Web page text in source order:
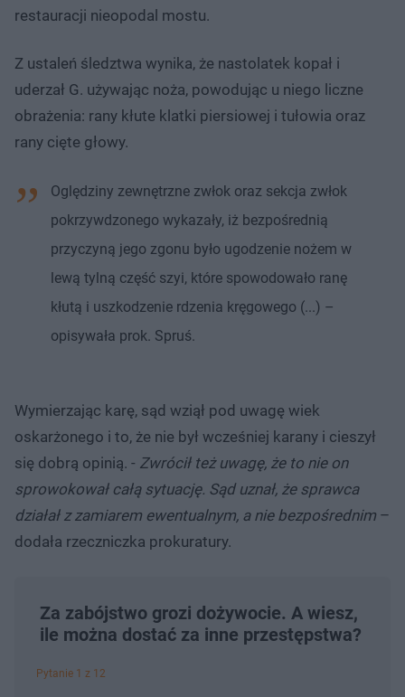
restauracji nieopodal mostu.
Z ustaleń śledztwa wynika, że nastolatek kopał i
uderzał G. używając noża, powodując u niego liczne
obrażenia: rany kłute klatki piersiowej i tułowia oraz
rany cięte głowy.
Oględziny zewnętrzne zwłok oraz sekcja zwłok
pokrzywdzonego wykazały, iż bezpośrednią
przyczyną jego zgonu było ugodzenie nożem w
lewą tylną część szyi, które spowodowało ranę
kłutą i uszkodzenie rdzenia kręgowego (...) –
opisywała prok. Spruś.
Wymierzając karę, sąd wziął pod uwagę wiek
oskarżonego i to, że nie był wcześniej karany i cieszył
się dobrą opinią. - Zwrócił też uwagę, że to nie on
sprowokował całą sytuację. Sąd uznał, że sprawca
działał z zamiarem ewentualnym, a nie bezpośrednim –
dodała rzeczniczka prokuratury.
Za zabójstwo grozi dożywocie. A wiesz,
ile można dostać za inne przestępstwa?
Pytanie 1 z 12